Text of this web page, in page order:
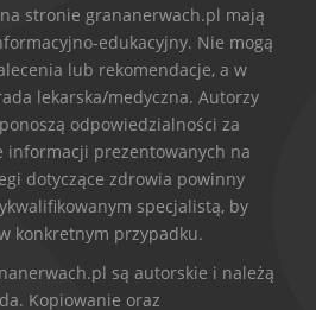
stronie grananerwach.pl mają
edukacyjny. Nie mogą
lub rekomendacje, a w
lekarska/medyczna. Autorzy
odpowiedzialności za
informacji prezentowanych na
dotyczące zdrowia powinny
specjalistą, by
konkretnym przypadku.
są autorskie i należą
Kopiowanie oraz